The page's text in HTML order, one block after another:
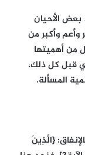
بعض الأحيان
وأعم وأكبر من
من أهميتها
قبل كل ذلك،
المسألة.
{الَّذِينَ